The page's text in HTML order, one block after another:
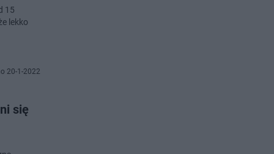
15
lekko
20-1-2022
się